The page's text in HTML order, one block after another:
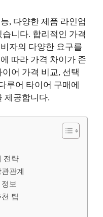
, 다양한 제품 라인업
니다. 합리적인 가격
자의 다양한 요구를
따라 가격 차이가 존
어 가격 비교, 선택
루어 타이어 구매에
제공합니다.
전략
관계
보
팁